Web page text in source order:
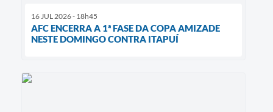
16 JUL 2026 - 18h45
AFC ENCERRA A 1ª FASE DA COPA AMIZADE
NESTE DOMINGO CONTRA ITAPUÍ